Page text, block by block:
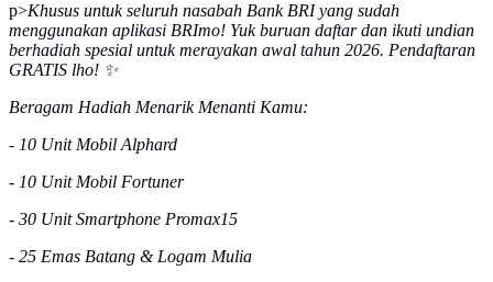
p>Khusus untuk seluruh nasabah Bank BRI yang sudah
menggunakan aplikasi BRImo! Yuk buruan daftar dan ikuti undian
berhadiah spesial untuk merayakan awal tahun 2026. Pendaftaran
GRATIS lho! ✨
Beragam Hadiah Menarik Menanti Kamu:
- 10 Unit Mobil Alphard
- 10 Unit Mobil Fortuner
- 30 Unit Smartphone Promax15
- 25 Emas Batang & Logam Mulia